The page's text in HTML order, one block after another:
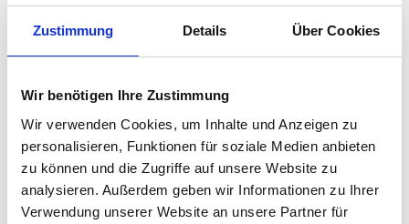
Zustimmung Details Über Cookies
Wir benötigen Ihre Zustimmung
Wir verwenden Cookies, um Inhalte und Anzeigen zu
personalisieren, Funktionen für soziale Medien anbieten
zu können und die Zugriffe auf unsere Website zu
analysieren. Außerdem geben wir Informationen zu Ihrer
Verwendung unserer Website an unsere Partner für